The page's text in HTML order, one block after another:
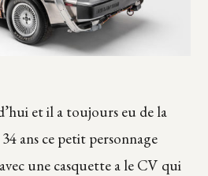
et il a toujours eu de la
ans ce petit personnage
une casquette a le CV qui